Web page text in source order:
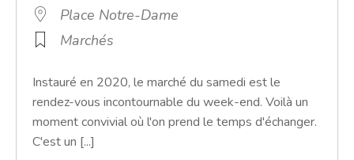
Place Notre-Dame
Marchés
Instauré en 2020, le marché du samedi est le
rendez-vous incontournable du week-end. Voilà un
moment convivial où l'on prend le temps d'échanger.
C'est un [...]